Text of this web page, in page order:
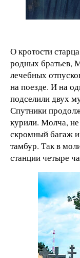
О кротости
родных братьев,
лечебных
на поезде. И на
подселили двух
Спутники
курили. Молча,
скромный багаж
тамбур. Так в
станции четыре